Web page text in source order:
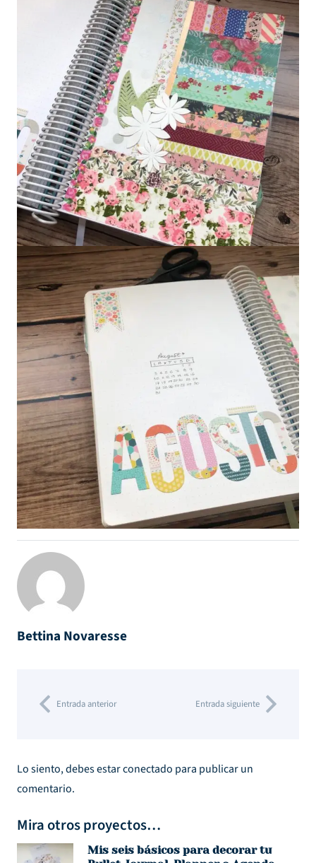
Bettina Novaresse
Entrada anterior Entrada siguiente
Lo siento, debes estarconectado para publicar un
comentario.
Mira otros proyectos…
Mis seis básicos para decorar tu